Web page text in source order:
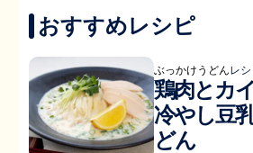
おすすめレシピ
ぶっかけうどんレ
鶏肉とカ
冷やし豆
どん